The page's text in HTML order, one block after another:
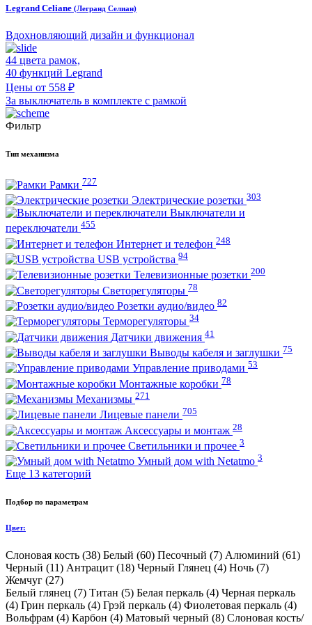
Legrand Celiane (Легранд Селиан)
Вдохновляющий дизайн и функционал
44 цвета рамок,
40 функций Legrand
Цены от 558 ₽
За выключатель в комплекте с рамкой
Фильтр
Тип механизма
Рамки 727
Электрические розетки 303
Выключатели и
переключатели 455
Интернет и телефон 248
USB устройства 94
Телевизионные розетки 200
Светорегуляторы 78
Розетки аудио/видео 82
Терморегуляторы 34
Датчики движения 41
Выводы кабеля и заглушки 75
Управление приводами 53
Монтажные коробки 78
Механизмы 271
Лицевые панели 705
Аксессуары и монтаж 28
Светильники и прочее 3
Умный дом with Netatmo 3
Еще 13 категорий
Подбор по параметрам
Цвет:
Слоновая кость (38) Белый (60) Песочный (7) Алюминий (61)
Черный (11) Антрацит (18) Черный Глянец (4) Ночь (7)
Жемчуг (27)
Белый глянец (7) Титан (5) Белая перкаль (4) Черная перкаль
(4) Грин перкаль (4) Грэй перкаль (4) Фиолетовая перкаль (4)
Вольфрам (4) Карбон (4) Матовый черный (8) Слоновая кость/